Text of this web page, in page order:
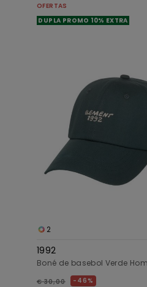
OFERTAS
DUPLA PROMO 10% EXTRA
2
1992
Boné de basebol Verde
€ 30,00 46%